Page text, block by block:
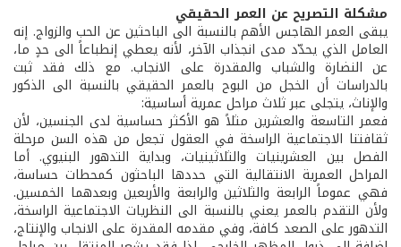
مشكلة التصريح عن العمر الحقيقي
يبقى العمر الهاجس الأهم بالنسبة الى الباحثين عن الحب والزواج. إنه
العامل الذي يحدّد مدى انجذاب الآخر، لأنه يعطي إنطباعاً الى حدٍ ما،
عن النضارة والشباب والمقدرة على الانجاب. مع ذلك فقد ثبت
بالدراسات أن الخجل من البوح بالعمر الحقيقي بالنسبة الى الذكور
والإناث، يتجلى عبر ثلاث مراحل عمرية أساسية:
فعمر التاسعة والعشرين مثلاً هو الأكثر حساسية لدى الجنسين، لأن
ثقافتنا الاجتماعية الراسخة في العقول تجعل من هذه السن مرحلة
الفصل بين العشرينيات والثلاثينيات، وبداية التدهور البنيوي. أما
المراحل العمرية الانتقالية التي حددها الباحثون كمحطات حساسة،
فهي عموماً الرابعة والثلاثين والرابعة والأربعين وبعدهما الخمسين.
ولأن التقدم بالعمر يعني بالنسبة الى النظريات الاجتماعية الراسخة،
التدهور على الصعد كافة، وفي مقدمه المقدرة على الانجاب والإنتاج،